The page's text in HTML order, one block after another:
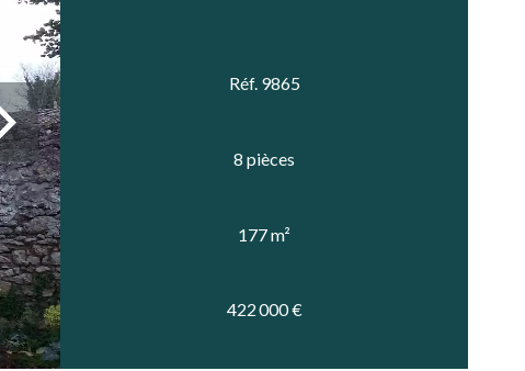
Réf. 9865
8 pièces
177 m²
422 000 €